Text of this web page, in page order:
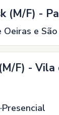
(M/F) -
e
F) - Vila
Presencial